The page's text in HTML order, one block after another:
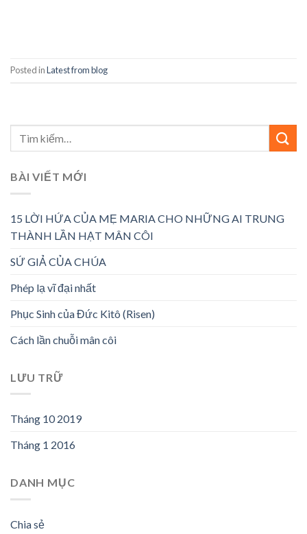
Posted inLatest from blog
BÀI VIẾT MỚI
15 LỜI HỨA CỦA MẸ MARIA CHO NHỮNG AI TRUNG
THÀNH LẦN HẠT MÂN CÔI
SỨ GIẢ CỦA CHÚA
Phép lạ vĩ đại nhất
Phục Sinh của Đức Kitô (Risen)
Cách lần chuỗi mân côi
LƯU TRỮ
Tháng 10 2019
Tháng 1 2016
DANH MỤC
Chia sẻ